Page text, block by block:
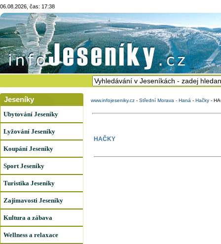
06.08.2026, čas: 17:38
Jeseníky
Ubytování Jeseníky
Lyžování Jeseníky
Koupání Jeseníky
Sport Jeseníky
Turistika Jeseníky
Zajímavosti Jeseníky
Kultura a zábava
Wellness a relaxace
www.infojeseniky.cz - Střední Morava - Haná - Hačky -
HAČKY